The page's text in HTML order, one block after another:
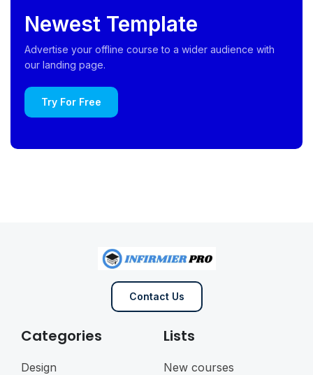
Newest Template
Advertise your offline course to a wider audience with
our landing page.
Try For Free
Contact Us
Categories
Design
Lists
New courses